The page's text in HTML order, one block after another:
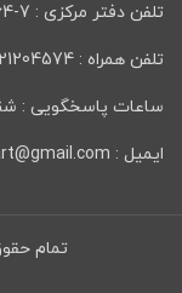
تلفن دفتر مرکزی : 7-33972564
تلفن همراه : 09121204574 – 09123441109
ساعات پاسخگویی : شنبه تا
ایمیل : hicpart@gmail.com
تمام